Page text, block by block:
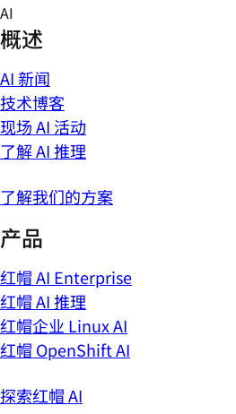
Skip
to
content
AI
概述
AI 新闻
技术博客
现场 AI 活动
了解 AI 推理
了解我们的方案
产品
红帽 AI Enterprise
红帽 AI 推理
红帽企业 Linux AI
红帽 OpenShift AI
探索红帽 AI